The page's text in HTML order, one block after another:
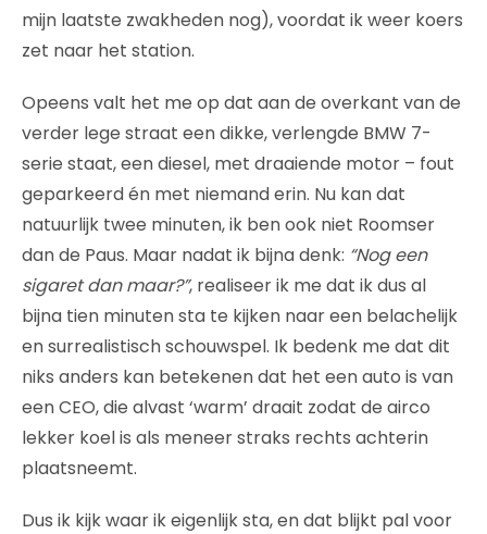
mijn laatste zwakheden nog), voordat ik weer koers
zet naar het station.
Opeens valt het me op dat aan de overkant van de
verder lege straat een dikke, verlengde BMW 7-
serie staat, een diesel, met draaiende motor – fout
geparkeerd én met niemand erin. Nu kan dat
natuurlijk twee minuten, ik ben ook niet Roomser
dan de Paus. Maar nadat ik bijna denk: “Nog een
sigaret dan maar?”, realiseer ik me dat ik dus al
bijna tien minuten sta te kijken naar een belachelijk
en surrealistisch schouwspel. Ik bedenk me dat dit
niks anders kan betekenen dat het een auto is van
een CEO, die alvast ‘warm’ draait zodat de airco
lekker koel is als meneer straks rechts achterin
plaatsneemt.
Dus ik kijk waar ik eigenlijk sta, en dat blijkt pal voor